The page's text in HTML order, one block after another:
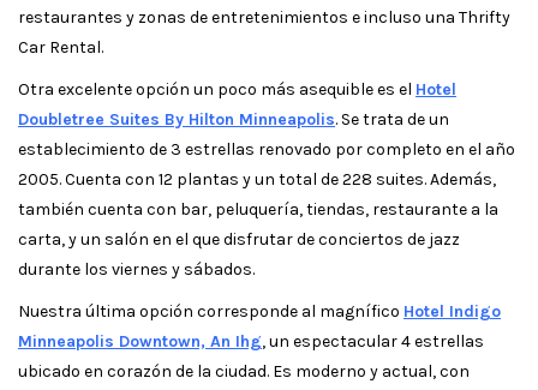
restaurantes y zonas de entretenimientos e incluso una Thrifty
Car Rental.
Otra excelente opción un poco más asequible es el Hotel
Doubletree Suites By Hilton Minneapolis. Se trata de un
establecimiento de 3 estrellas renovado por completo en el año
2005. Cuenta con 12 plantas y un total de 228 suites. Además,
también cuenta con bar, peluquería, tiendas, restaurante a la
carta, y un salón en el que disfrutar de conciertos de jazz
durante los viernes y sábados.
Nuestra última opción corresponde al magnífico Hotel Indigo
Minneapolis Downtown, An Ihg, un espectacular 4 estrellas
ubicado en corazón de la ciudad. Es moderno y actual, con